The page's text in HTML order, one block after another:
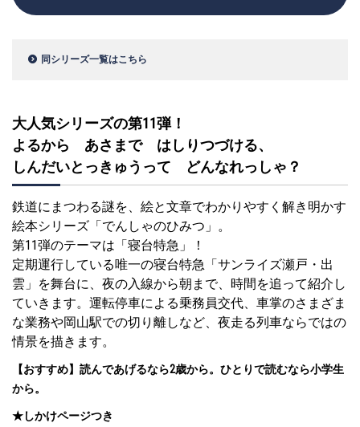
同シリーズ一覧はこちら
大人気シリーズの第11弾！
よるから あさまで はしりつづける、
しんだいとっきゅうって どんなれっしゃ？
鉄道にまつわる謎を、絵と文章でわかりやすく解き明かす
絵本シリーズ「でんしゃのひみつ」。
第11弾のテーマは「寝台特急」！
定期運行している唯一の寝台特急「サンライズ瀬戸・出
雲」を舞台に、夜の入線から朝まで、時間を追って紹介し
ていきます。運転停車による乗務員交代、車掌のさまざま
な業務や岡山駅での切り離しなど、夜走る列車ならではの
情景を描きます。
【おすすめ】読んであげるなら2歳から。ひとりで読むなら小学生
から。
★しかけページつき